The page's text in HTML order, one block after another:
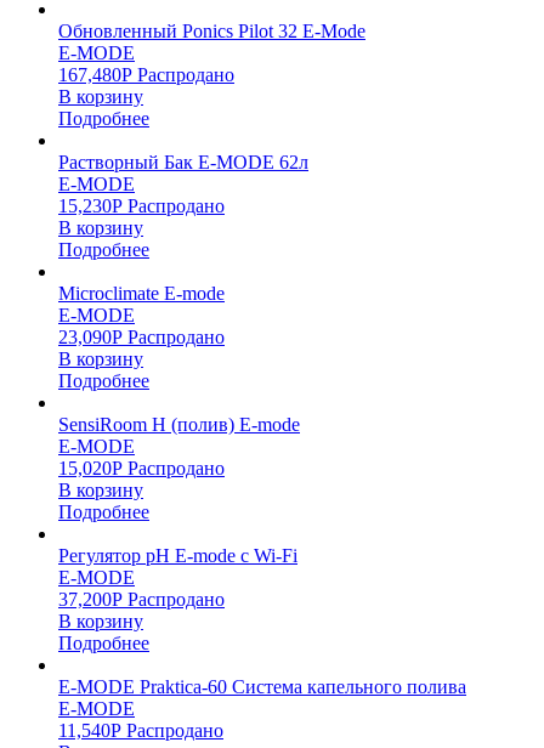
Обновленный Ponics Pilot 32 E-Mode
E-MODE
167,480Р Распродано
В корзину
Подробнее
Растворный Бак E-MODE 62л
E-MODE
15,230Р Распродано
В корзину
Подробнее
Microclimate E-mode
E-MODE
23,090Р Распродано
В корзину
Подробнее
SensiRoom H (полив) E-mode
E-MODE
15,020Р Распродано
В корзину
Подробнее
Регулятор pH E-mode с Wi-Fi
E-MODE
37,200Р Распродано
В корзину
Подробнее
E-MODE Praktica-60 Система капельного полива
E-MODE
11,540Р Распродано